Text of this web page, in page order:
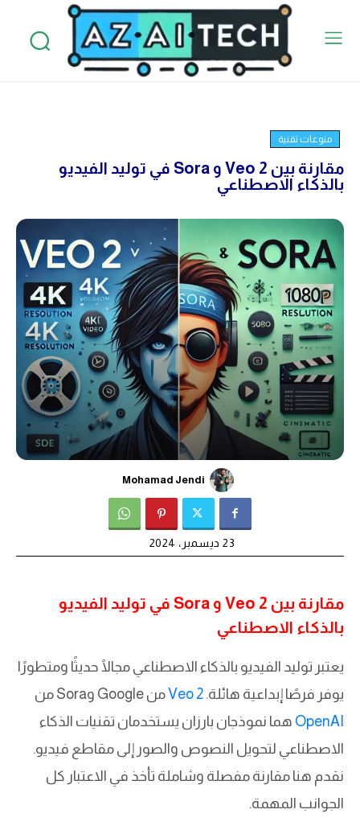
منوعات تقنية
مقارنة بين Veo 2 و Sora في توليد الفيديو
بالذكاء الاصطناعي
Mohamad Jendi
23 ديسمبر، 2024
مقارنة بين Veo 2 و Sora في توليد الفيديو
بالذكاء الاصطناعي
يعتبر توليد الفيديو بالذكاء الاصطناعي مجالًا حديثًا ومتطورًا
يوفر فرصًا إبداعية هائلة. Veo 2 من Google وSora من
OpenAI هما نموذجان بارزان يستخدمان تقنيات الذكاء
الاصطناعي لتحويل النصوص والصور إلى مقاطع فيديو.
نقدم هنا مقارنة مفصلة وشاملة تأخذ في الاعتبار كل
الجوانب المهمة.